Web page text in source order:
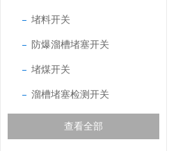
堵料开关
防爆溜槽堵塞开关
堵煤开关
溜槽堵塞检测开关
查看全部